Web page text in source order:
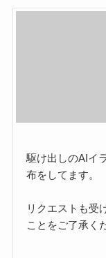
駆け出しのAIイ
布をしてます。
リクエストも受
ことをご了承く